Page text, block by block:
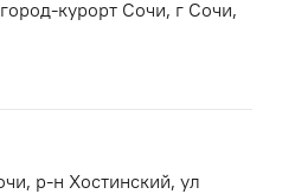
курорт Сочи, г Сочи,
р-н Хостинский, ул